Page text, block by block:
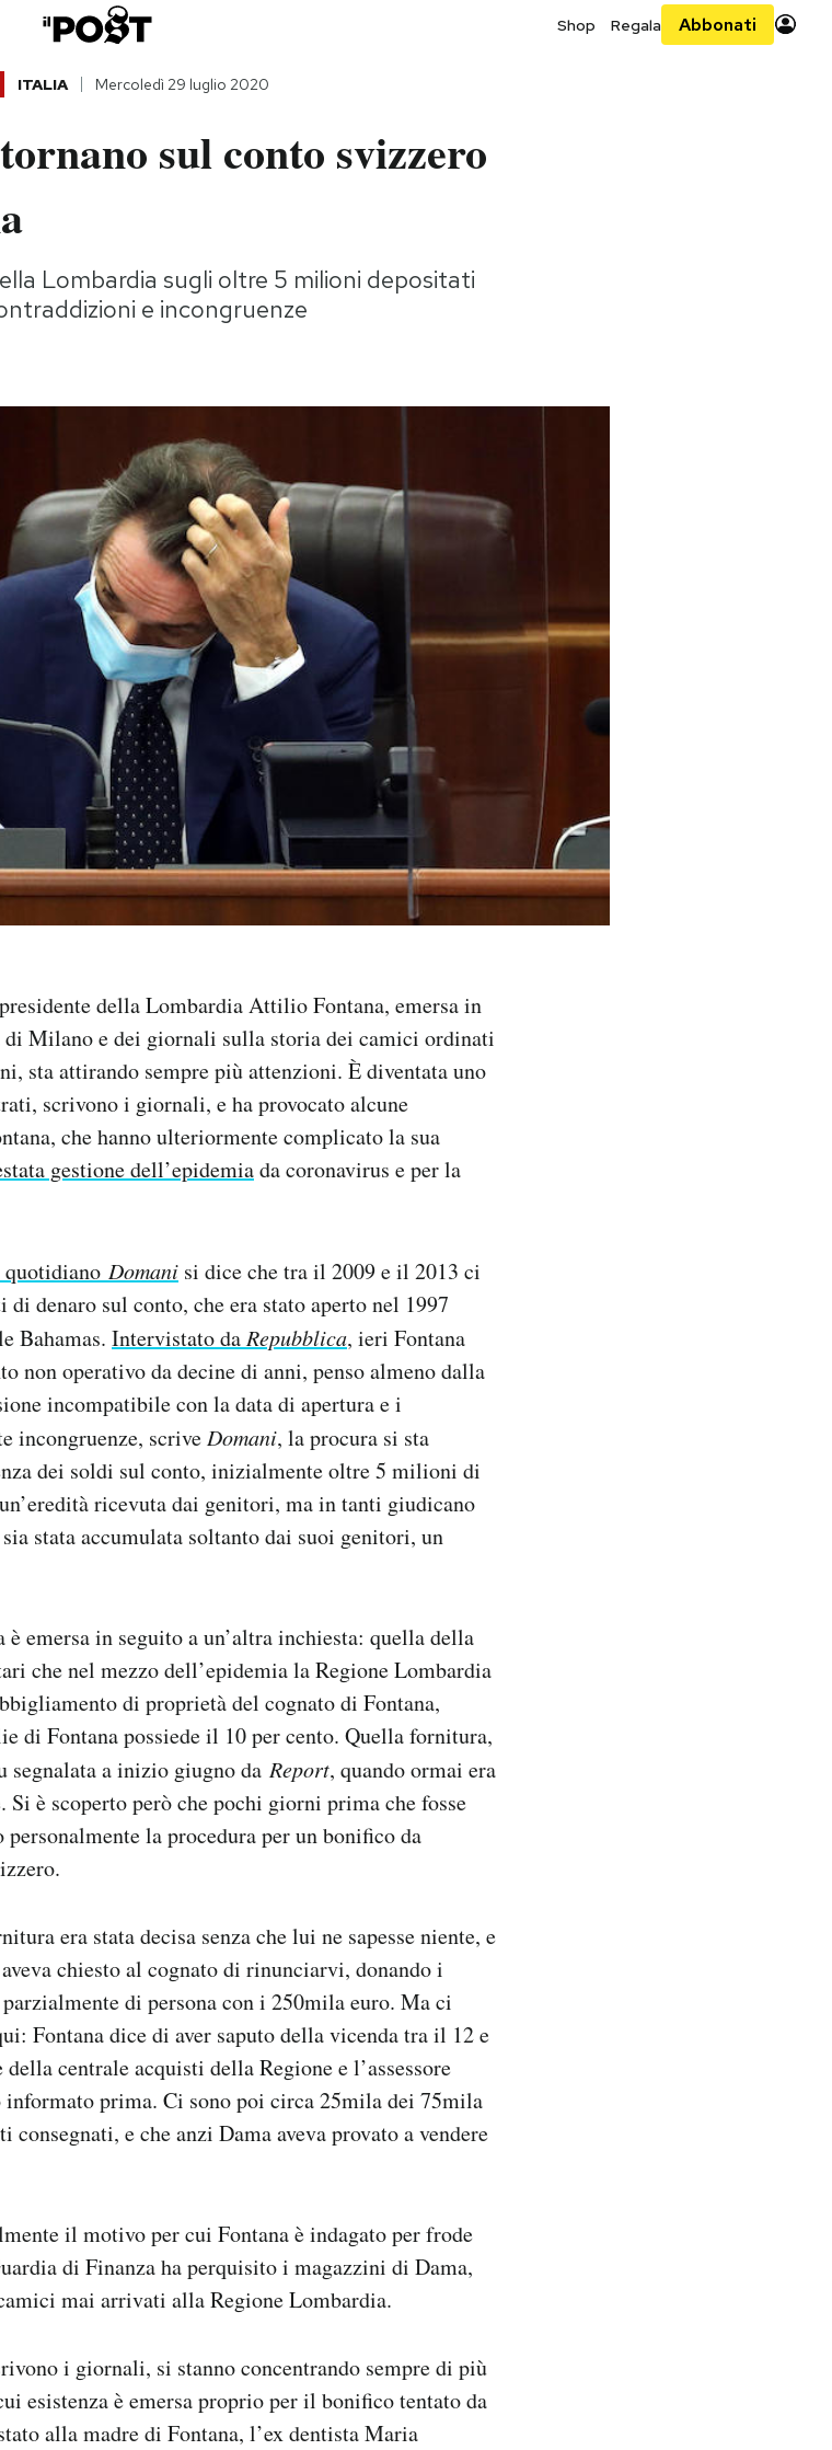
Shop Regala Abbonati
ITALIA Mercoledì 29 luglio 2020
sul conto svizzero
Lombardia sugli oltre 5 milioni depositati
e incongruenze
della Lombardia Attilio Fontana, emersa in
Milano e dei giornali sulla storia dei camici ordinati
sta attirando sempre più attenzioni. È diventata uno
scrivono i giornali, e ha provocato alcune
che hanno ulteriormente complicato la sua
gestione dell’epidemiada coronavirus e per la
Domani si dice che tra il 2009 e il 2013 ci
denaro sul conto, che era stato aperto nel 1997
Bahamas. Intervistato da Repubblica, ieri Fontana
non operativo da decine di anni, penso almeno dalla
incompatibile con la data di apertura e i
incongruenze, scrive Domani, la procura si sta
dei soldi sul conto, inizialmente oltre 5 milioni di
ricevuta dai genitori, ma in tanti giudicano
stata accumulata soltanto dai suoi genitori, un
emersa in seguito a un’altra inchiesta: quella della
che nel mezzo dell’epidemia la Regione Lombardia
di proprietà del cognato di Fontana,
di Fontana possiede il 10 per cento. Quella fornitura,
a inizio giugno da Report, quando ormai era
Si è scoperto però che pochi giorni prima che fosse
la procedura per un bonifico da
era stata decisa senza che lui ne sapesse niente, e
chiesto al cognato di rinunciarvi, donando i
di persona con i 250mila euro. Ma ci
Fontana dice di aver saputo della vicenda tra il 12 e
centrale acquisti della Regione e l’assessore
informato prima. Ci sono poi circa 25mila dei 75mila
e che anzi Dama aveva provato a vendere
il motivo per cui Fontana è indagato per frode
di Finanza ha perquisito i magazzini di Dama,
mai arrivati alla Regione Lombardia.
i giornali, si stanno concentrando sempre di più
esistenza è emersa proprio per il bonifico tentato da
alla madre di Fontana, l’ex dentista Maria